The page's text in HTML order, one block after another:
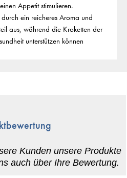
Appetit stimulieren.
ein reicheres Aroma und
aus, während die Kroketten der
unterstützen können